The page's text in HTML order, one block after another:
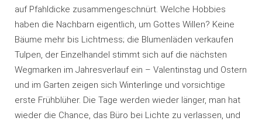
auf Pfahldicke zusammengeschnürt. Welche Hobbies
haben die Nachbarn eigentlich, um Gottes Willen? Keine
Bäume mehr bis Lichtmess; die Blumenläden verkaufen
Tulpen, der Einzelhandel stimmt sich auf die nächsten
Wegmarken im Jahresverlauf ein – Valentinstag und Ostern
und im Garten zeigen sich Winterlinge und vorsichtige
erste Frühblüher. Die Tage werden wieder länger, man hat
wieder die Chance, das Büro bei Lichte zu verlassen, und